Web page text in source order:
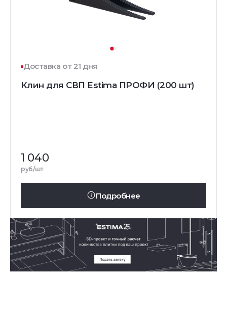
Доставка от 21 дня
Клин для СВП Estima ПРОФИ (200 шт)
1 040
руб/шт
Подробнее